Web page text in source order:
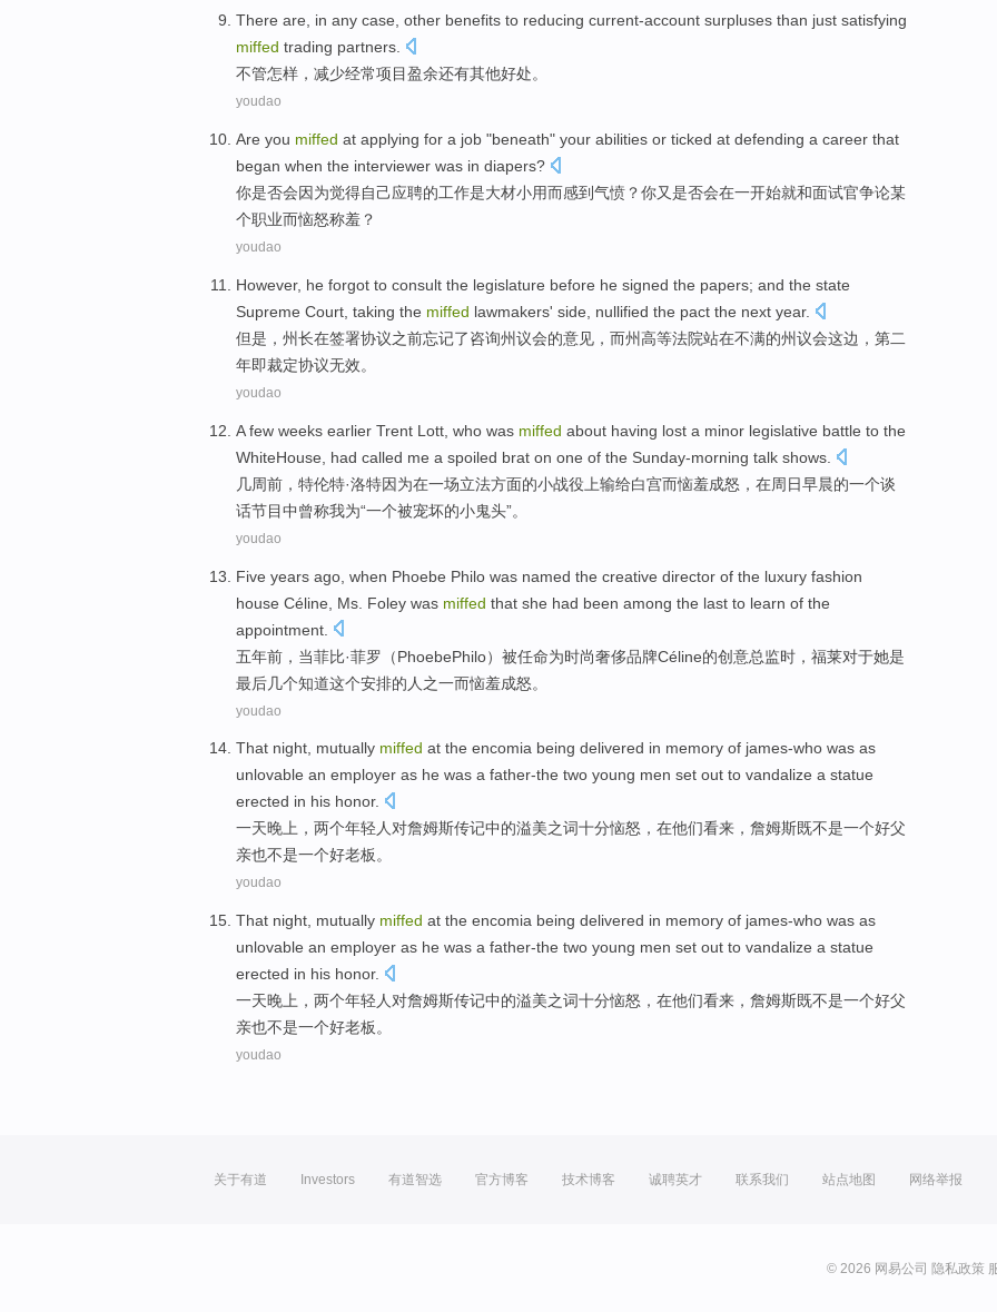
There are, in any case, other benefits to reducing current-account surpluses than just satisfying
miffed trading partners.
不管怎样 ， 减少经常项目盈余还有其他好处。
youdao
Are you miffed at applying for a job "beneath" your abilities or ticked at defending a career that
began when the interviewer was in diapers?
你是否会因为觉得自己应聘的工作是大材小用而感到气愤？你又是否会在一开始就和面试官争论某
个职业而恼怒称羞？
youdao
However, he forgot to consult the legislature before he signed the papers; and the state
Supreme Court taking the miffed lawmakers' side nullified the pact the next year.
但是 ，州长在签署协议之前忘记了咨询州议会的意见， 而州高等法院站在不满的州议会这边 ，第二
年即裁定协议无效。
youdao
A few weeks earlier Trent Lott , who was miffed about having lost a minor legislative battle to the
WhiteHouse
had called me a spoiled brat on one of the Sunday-morning talk shows
几周前 ， 特伦特·洛特因为在一场立法方面的小战役 上输给白宫而恼羞成怒， 在周日早晨的一个谈
话节目中曾称我为“一个被宠坏的小鬼头”。
youdao
Five years ago when Phoebe Philo was named the creative director of the luxury fashion
house Céline, Ms. Foley was miffed that she had been among the last to learn of the
appointment.
五年前 ， 当菲比·菲罗（PhoebePhilo） 被任命为时尚奢侈品牌Céline的创意总监时， 福莱对于她是
最后几个知道这个安排的 人之一而恼羞成怒。
youdao
That night, mutually miffed at the encomia being delivered in memory of james-who was as
unlovable an employer as he was a father-the two young men set out to vandalize a statue
erected in his honor.
一天晚上 ， 两个年轻人对詹姆斯传记中的溢美之词十分恼怒， 在他们看来，詹姆斯既不是一个好父
亲也不是一个好老板。
youdao
That night , mutually miffed at the encomia being delivered in memory of james-who was as
unlovable an employer as he was a father-the two young men set out to vandalize a statue
erected in his honor.
一天晚上 ， 两个年轻人 对詹姆斯传记中的溢美之词十分恼怒， 在他们看来，詹姆斯既不是一个好父
亲也不是一个好老板 。
youdao
关于有道 Investors 有道智选 官方博客 技术博客 诚聘英才 联系我们 站点地图 网络举报
© 2026 网易公司 隐私政策